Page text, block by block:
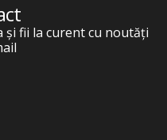
și fii la curent cu noutăți